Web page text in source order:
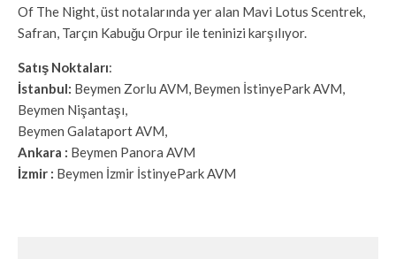
Of The Night, üst notalarında yer alan Mavi Lotus Scentrek,
Safran, Tarçın Kabuğu Orpur ile teninizi karşılıyor.
Satış Noktaları:
İstanbul: Beymen Zorlu AVM, Beymen İstinyePark AVM,
Beymen Nişantaşı,
Beymen Galataport AVM,
Ankara : Beymen Panora AVM
İzmir : Beymen İzmir İstinyePark AVM